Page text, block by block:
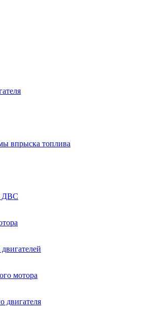
впрыска топлива
ДВС
мотора
двигателя